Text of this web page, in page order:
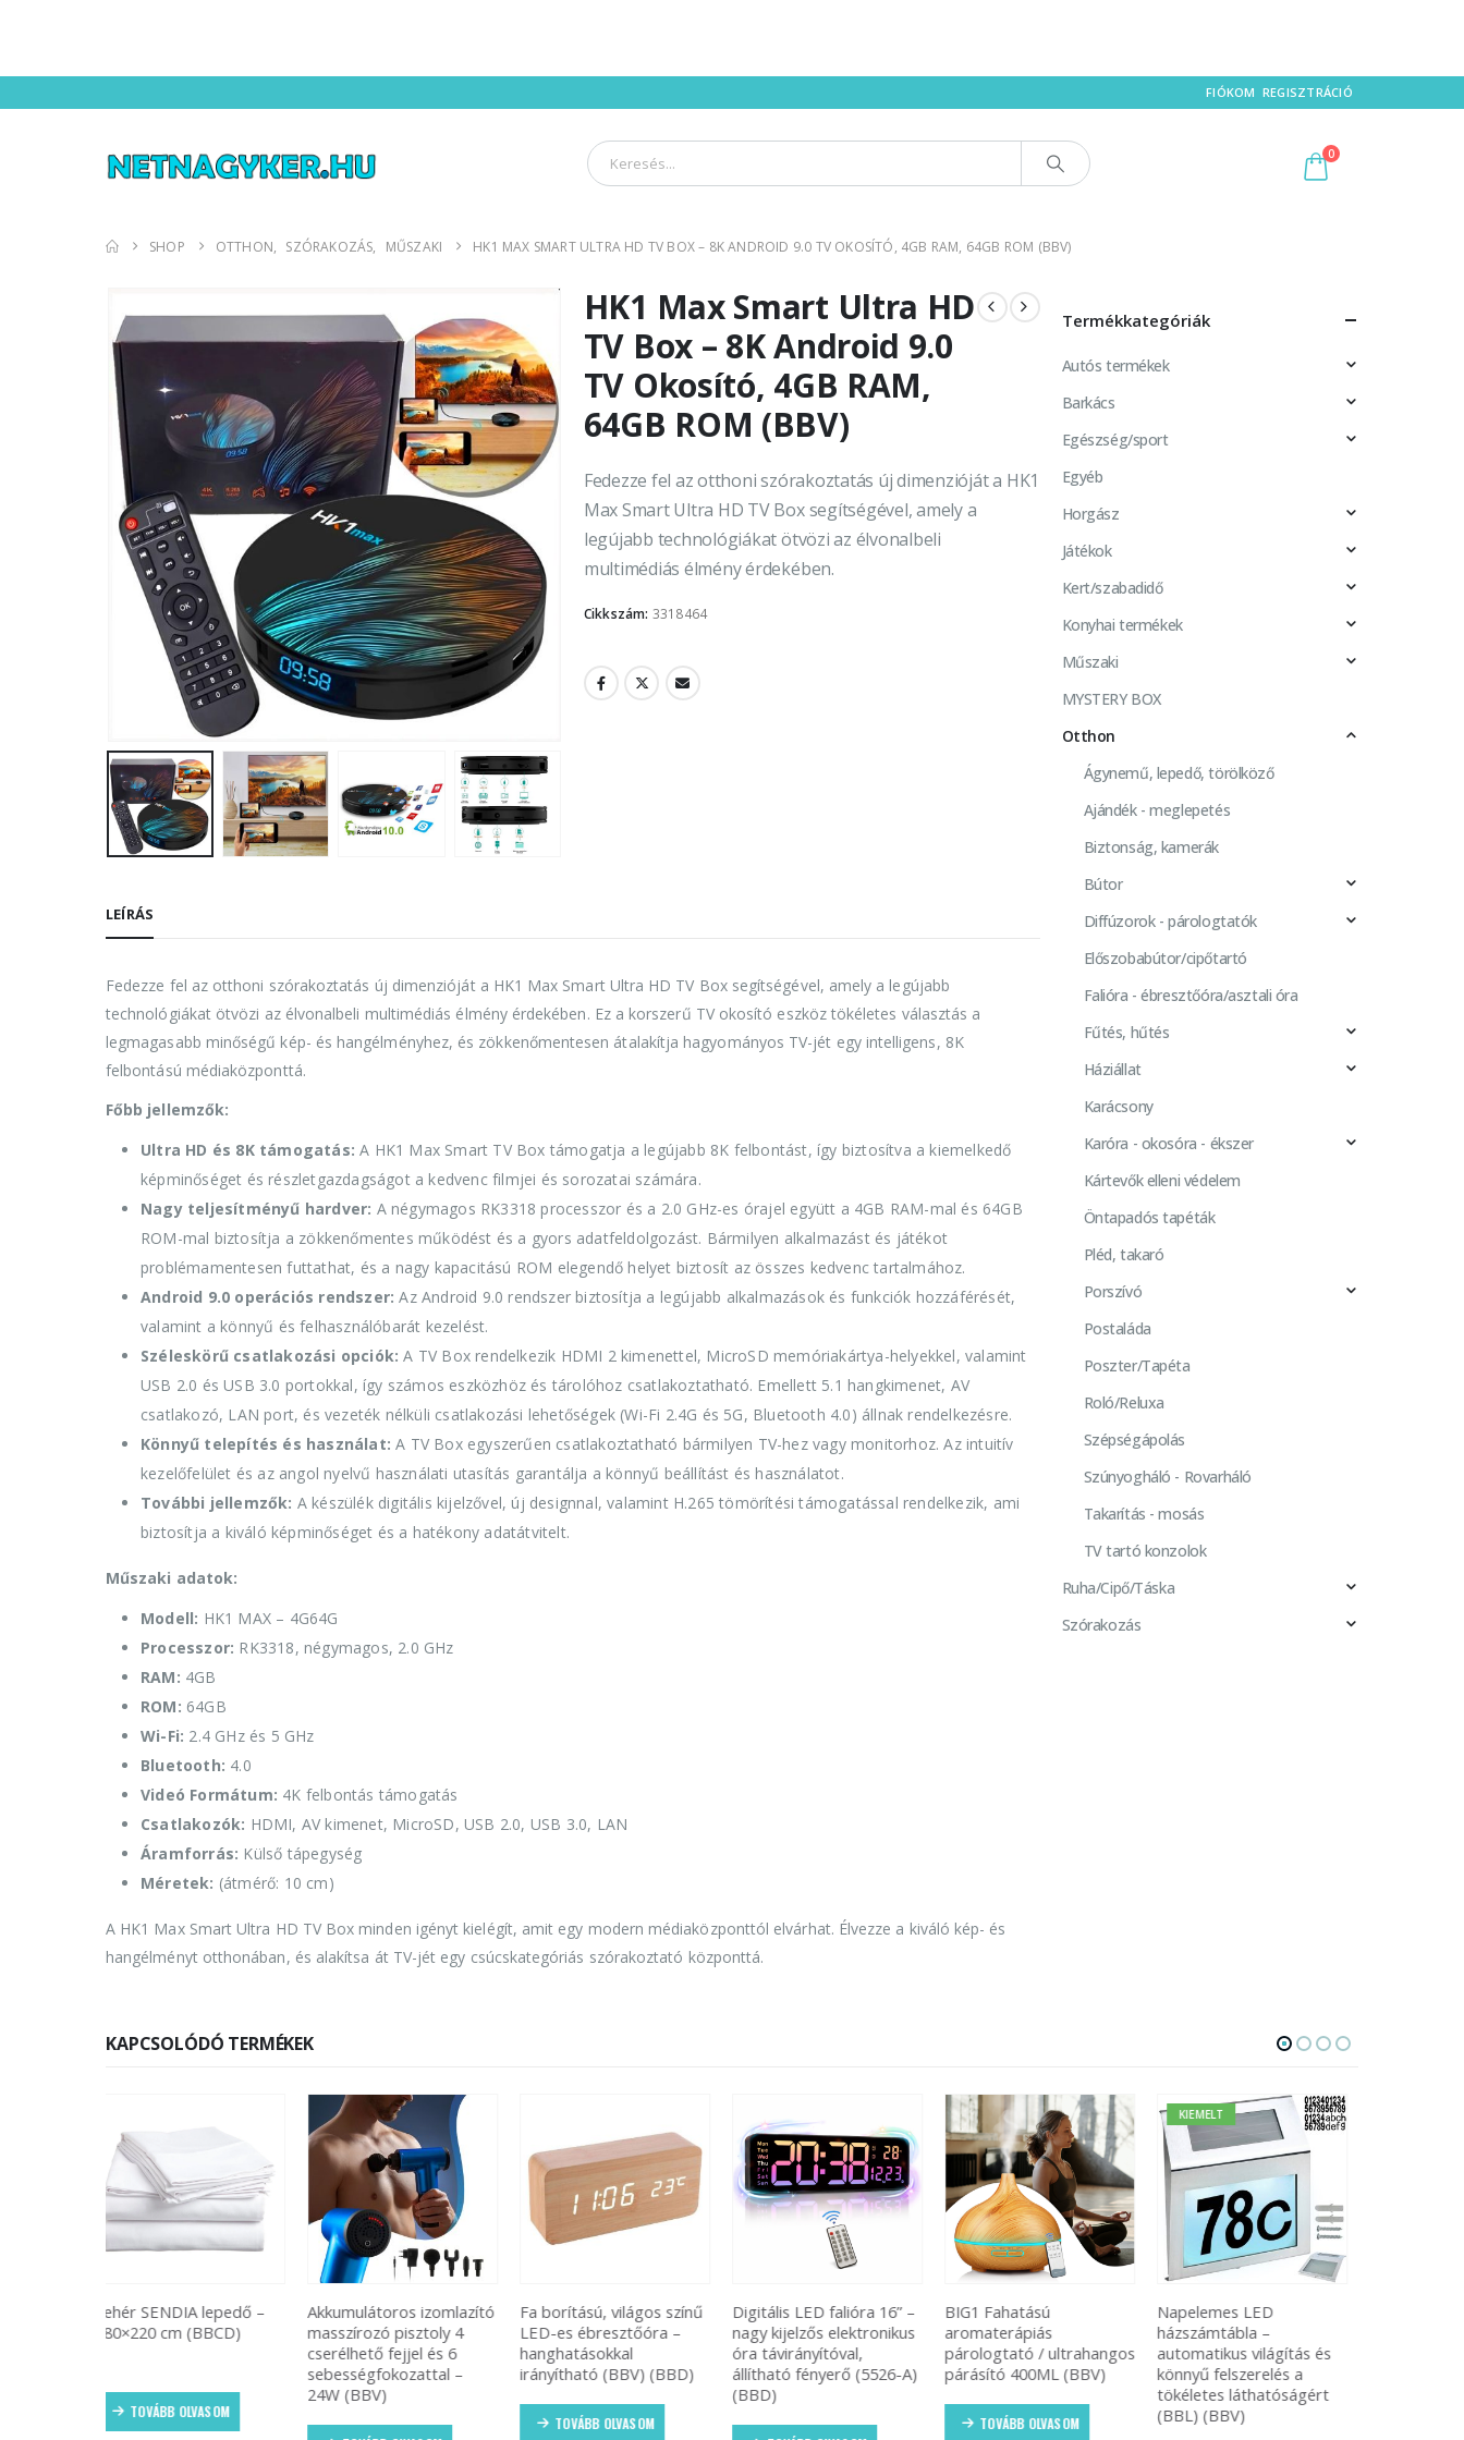
FIÓKOM REGISZTRÁCIÓ
0
SHOP OTTHON, SZÓRAKOZÁS, MŰSZAKI HK1 MAX SMART ULTRA HD TV BOX – 8K ANDROID 9.0 TV OKOSÍTÓ, 4GB RAM, 64GB ROM (BBV)
HK1 Max Smart Ultra HD
TV Box – 8K Android 9.0
TV Okosító, 4GB RAM,
64GB ROM (BBV)
Fedezze fel az otthoni szórakoztatás új dimenzióját a HK1
Max Smart Ultra HD TV Box segítségével, amely a
legújabb technológiákat ötvözi az élvonalbeli
multimédiás élmény érdekében.
Cikkszám: 3318464
LEÍRÁS
Fedezze fel az otthoni szórakoztatás új dimenzióját a HK1 Max Smart Ultra HD TV Box segítségével, amely a legújabb
technológiákat ötvözi az élvonalbeli multimédiás élmény érdekében. Ez a korszerű TV okosító eszköz tökéletes választás a
legmagasabb minőségű kép- és hangélményhez, és zökkenőmentesen átalakítja hagyományos TV-jét egy intelligens, 8K
felbontású médiaközponttá.
Főbb jellemzők:
Ultra HD és 8K támogatás: A HK1 Max Smart TV Box támogatja a legújabb 8K felbontást, így biztosítva a kiemelkedő
képminőséget és részletgazdagságot a kedvenc filmjei és sorozatai számára.
Nagy teljesítményű hardver: A négymagos RK3318 processzor és a 2.0 GHz-es órajel együtt a 4GB RAM-mal és 64GB
ROM-mal biztosítja a zökkenőmentes működést és a gyors adatfeldolgozást. Bármilyen alkalmazást és játékot
problémamentesen futtathat, és a nagy kapacitású ROM elegendő helyet biztosít az összes kedvenc tartalmához.
Android 9.0 operációs rendszer: Az Android 9.0 rendszer biztosítja a legújabb alkalmazások és funkciók hozzáférését,
valamint a könnyű és felhasználóbarát kezelést.
Széleskörű csatlakozási opciók: A TV Box rendelkezik HDMI 2 kimenettel, MicroSD memóriakártya-helyekkel, valamint
USB 2.0 és USB 3.0 portokkal, így számos eszközhöz és tárolóhoz csatlakoztatható. Emellett 5.1 hangkimenet, AV
csatlakozó, LAN port, és vezeték nélküli csatlakozási lehetőségek (Wi-Fi 2.4G és 5G, Bluetooth 4.0) állnak rendelkezésre.
Könnyű telepítés és használat: A TV Box egyszerűen csatlakoztatható bármilyen TV-hez vagy monitorhoz. Az intuitív
kezelőfelület és az angol nyelvű használati utasítás garantálja a könnyű beállítást és használatot.
További jellemzők: A készülék digitális kijelzővel, új designnal, valamint H.265 tömörítési támogatással rendelkezik, ami
biztosítja a kiváló képminőséget és a hatékony adatátvitelt.
Műszaki adatok:
Modell: HK1 MAX – 4G64G
Processzor: RK3318, négymagos, 2.0 GHz
RAM: 4GB
ROM: 64GB
Wi-Fi: 2.4 GHz és 5 GHz
Bluetooth: 4.0
Videó Formátum: 4K felbontás támogatás
Csatlakozók: HDMI, AV kimenet, MicroSD, USB 2.0, USB 3.0, LAN
Áramforrás: Külső tápegység
Méretek: (átmérő: 10 cm)
A HK1 Max Smart Ultra HD TV Box minden igényt kielégít, amit egy modern médiaközponttól elvárhat. Élvezze a kiváló kép- és
hangélményt otthonában, és alakítsa át TV-jét egy csúcskategóriás szórakoztató központtá.
Termékkategóriák
Autós termékek
Barkács
Egészség/sport
Egyéb
Horgász
Játékok
Kert/szabadidő
Konyhai termékek
Műszaki
MYSTERY BOX
Otthon
Ágynemű, lepedő, törölköző
Ajándék - meglepetés
Biztonság, kamerák
Bútor
Diffúzorok - párologtatók
Előszobabútor/cipőtartó
Falióra - ébresztőóra/asztali óra
Fűtés, hűtés
Háziállat
Karácsony
Karóra - okosóra - ékszer
Kártevők elleni védelem
Öntapadós tapéták
Pléd, takaró
Porszívó
Postaláda
Poszter/Tapéta
Roló/Reluxa
Szépségápolás
Szúnyogháló - Rovarháló
Takarítás - mosás
TV tartó konzolok
Ruha/Cipő/Táska
Szórakozás
KAPCSOLÓDÓ TERMÉKEK
Akkumulátoros izomlazító
masszírozó pisztoly 4
24W (BBV)
Fa borítású, világos színű
LED-es ébresztőóra –
hanghatásokkal
irányítható (BBV) (BBD)
TOVÁBB OLVASOM
Digitális LED falióra 16” –
nagy kijelzős elektronikus
óra távirányítóval,
állítható fényerő (5526-A)
BIG1 Fahatású
aromaterápiás
párologtató / ultrahangos
párásító 400ML (BBV)
TOVÁBB OLVASOM
KIEMELT
Napelemes LED
házszámtábla –
automatikus világítás és
könnyű felszerelés a
(BBL) (BBV)
Professzionális szuper
trimmelő – fekete-arany
színben (V-082) (BBV)
TOVÁBB OLVASOM